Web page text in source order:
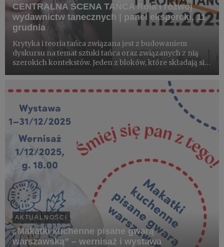
CENTRALNA SCENA TAŃCA Rola i rozwój
wydawnictw tanecznych | panel ekspercki, 11
grudnia
Krytyka i teoria tańca związana jest z budowaniem
dyskursu na temat sztuki tańca oraz związanych z nią
szerokich kontekstów. Jeden z bloków, które składają się
zaproszonymi gośćmi na poszczególne tematy –
związane ze sztuk...
AKTUALNOŚCI
„Makatki kuchenne pisane gwarą
warszawską” – wernisaż i wystawa